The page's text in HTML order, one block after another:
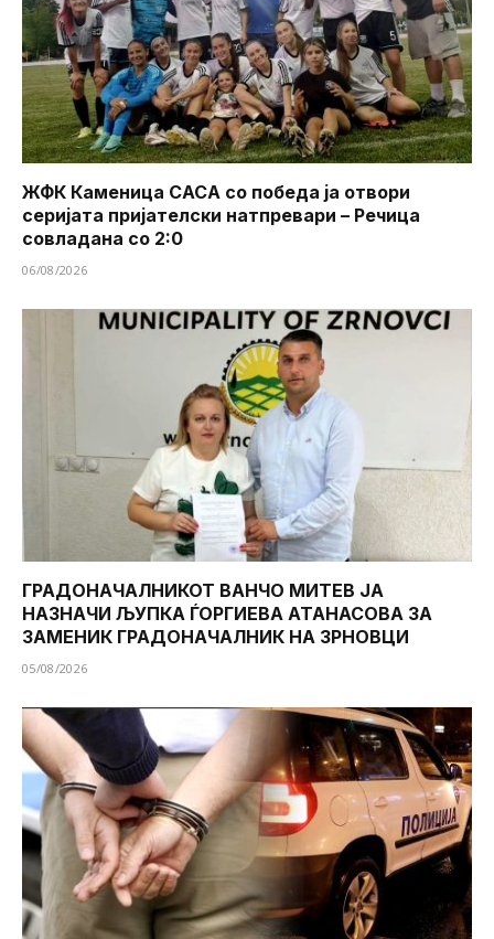
ЖФК Каменица САСА со победа ја отвори
серијата пријателски натпревари – Речица
совладана со 2:0
06/08/2026
ГРАДОНАЧАЛНИКОТ ВАНЧО МИТЕВ ЈА
НАЗНАЧИ ЉУПКА ЃОРГИЕВА АТАНАСОВА ЗА
ЗАМЕНИК ГРАДОНАЧАЛНИК НА ЗРНОВЦИ
05/08/2026